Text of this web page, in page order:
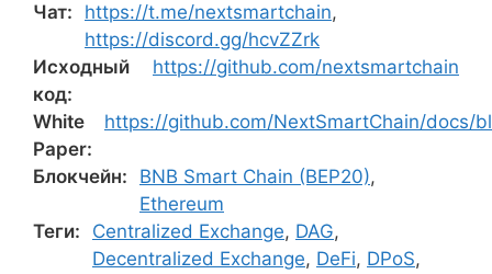
Чат: https://t.me/nextsmartchain,
https://discord.gg/hcvZZrk
Исходный
код:
https://github.com/nextsmartchain
White
Paper:
https://github.com/NextSmartChain/docs/
Блокчейн: BNB Smart Chain (BEP20),
Ethereum
Теги:
Centralized Exchange, DAG,
Decentralized Exchange, DeFi, DPoS,